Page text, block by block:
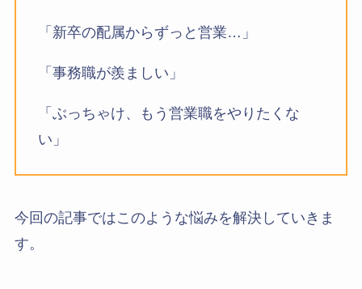
「新卒の配属からずっと営業…」
「事務職が羨ましい」
「ぶっちゃけ、もう営業職をやりたくな
い」
今回の記事ではこのような悩みを解決していきま
す。